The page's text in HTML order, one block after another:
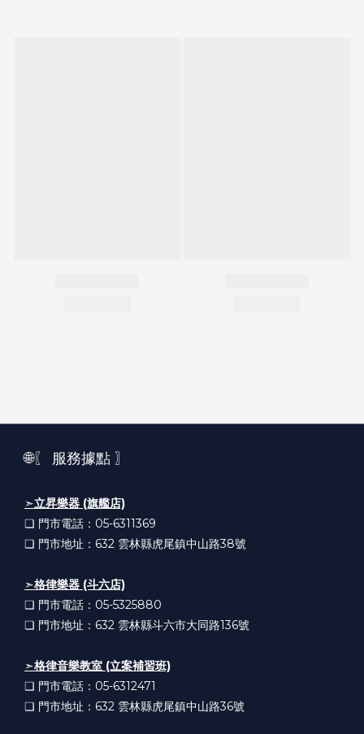
🌐〖 服務據點 〗
➣立昇樂器 (旗艦店)
❏ 門市電話：05-6311369
❏ 門市地址：632 雲林縣虎尾鎮中山路38號
➣格律樂器 (斗六店)
❏ 門市電話：05-5325880
❏ 門市地址：632 雲林縣斗六市大同路136號
➣格律音樂教室 (立案補習班)
❏ 門市電話：05-6312471
❏ 門市地址：632 雲林縣虎尾鎮中山路36號